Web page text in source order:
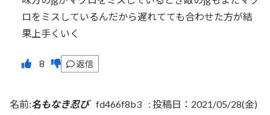
ロをミスしているんだから遅れてても合わせた方が結
果上手くいく
返信
名前:名もなき忍び fd466f8b3 : 投稿日：2021/05/28(金)